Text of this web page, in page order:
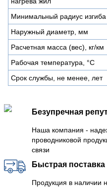
Минимальный радиус изгиба
Наружный диаметр, мм
Расчетная масса (вес), кг/км
Рабочая температура, °C
Срок службы, не менее, лет
Безупречная
Наша компания -
проводниковой
связи
Быстрая поставка
Продукция в наличии